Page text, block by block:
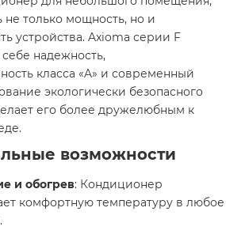
не только мощность, но и
устройства. Axioma серии F
надежность,
класса «A» и современный
экологически безопасного
его более дружелюбным к
возможности
и обогрев: Кондиционер
комфортную температуру в любое